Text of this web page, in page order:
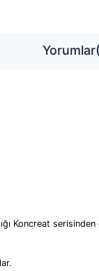
Yorumlar
Koncreat